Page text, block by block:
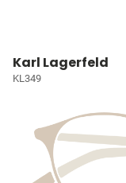
Karl Lagerfeld
KL349